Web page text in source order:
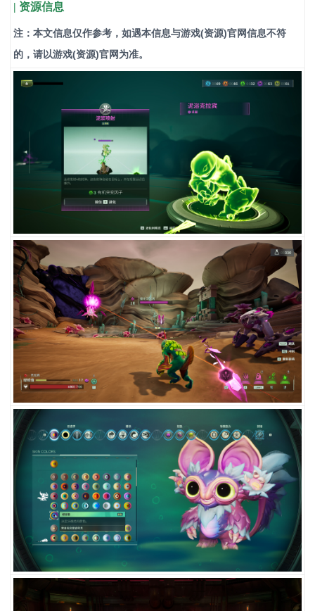
| 资源信息
注：本文信息仅作参考，如遇本信息与游戏(资源)官网信息不符
的，请以游戏(资源)官网为准。